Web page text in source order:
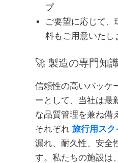
プ
ご要望に応じて、
料もご用意いたし
🚀 製造の専門知
信頼性の高いパッケ
ーとして、当社は最
な品質管理を兼ね備
それぞれ 旅行用スク
漏れ、耐久性、安全
す。私たちの施設は